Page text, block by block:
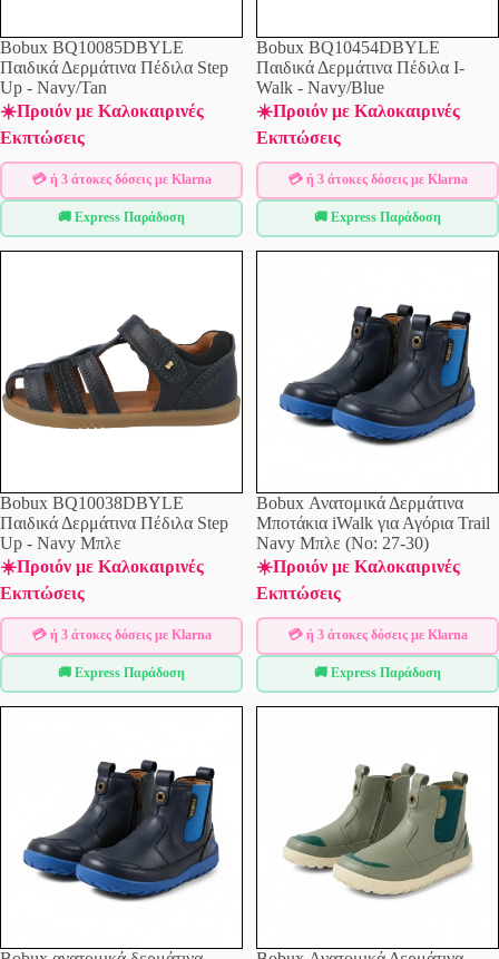
Bobux BQ10085DBYLE
Παιδικά Δερμάτινα Πέδιλα Step
Up - Navy/Tan
☀️Προιόν με Καλοκαιρινές
Εκπτώσεις
💳 ή 3 άτοκες δόσεις με Klarna
🚚 Express Παράδοση
Bobux BQ10454DBYLE
Παιδικά Δερμάτινα Πέδιλα I-
Walk - Navy/Blue
☀️Προιόν με Καλοκαιρινές
Εκπτώσεις
💳 ή 3 άτοκες δόσεις με Klarna
🚚 Express Παράδοση
Bobux BQ10038DBYLE
Παιδικά Δερμάτινα Πέδιλα Step
Up - Navy Μπλε
☀️Προιόν με Καλοκαιρινές
Εκπτώσεις
💳 ή 3 άτοκες δόσεις με Klarna
🚚 Express Παράδοση
Bobux Ανατομικά Δερμάτινα
Μποτάκια iWalk για Αγόρια Trail
Navy Μπλε (Νο: 27-30)
☀️Προιόν με Καλοκαιρινές
Εκπτώσεις
💳 ή 3 άτοκες δόσεις με Klarna
🚚 Express Παράδοση